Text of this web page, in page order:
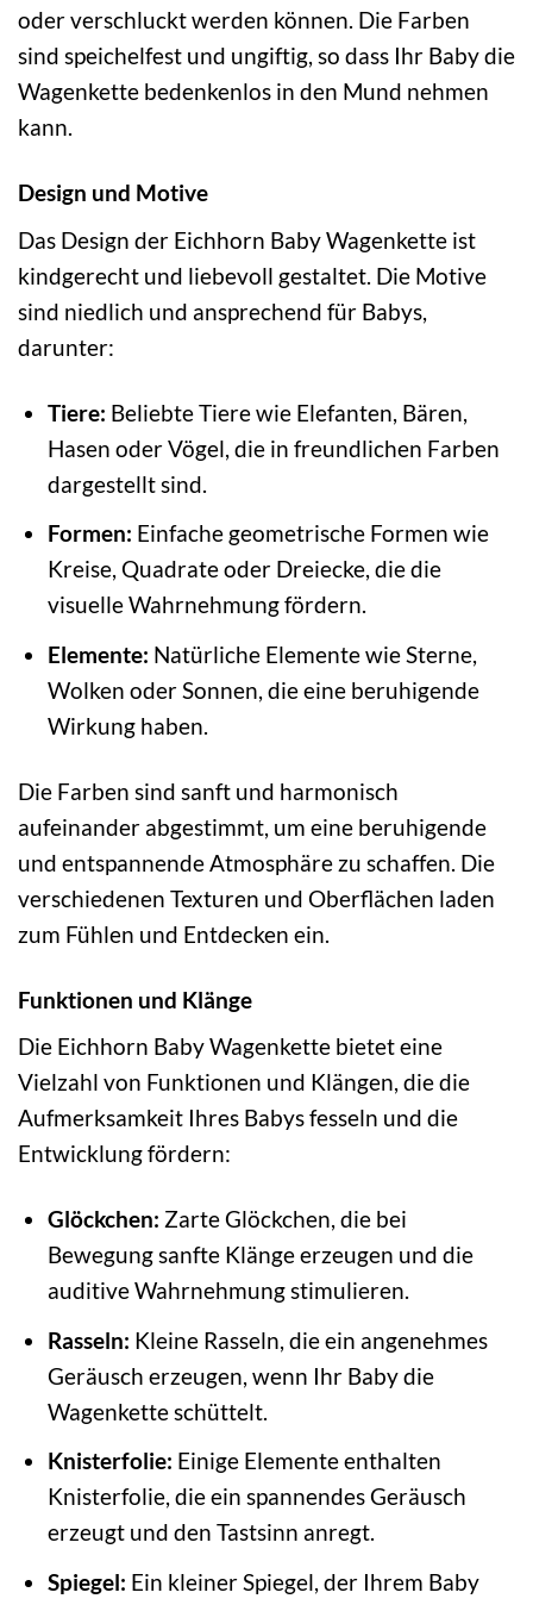
oder verschluckt werden können. Die Farben
sind speichelfest und ungiftig, so dass Ihr Baby die
Wagenkette bedenkenlos in den Mund nehmen
kann.
Design und Motive
Das Design der Eichhorn Baby Wagenkette ist
kindgerecht und liebevoll gestaltet. Die Motive
sind niedlich und ansprechend für Babys,
darunter:
Tiere: Beliebte Tiere wie Elefanten, Bären,
Hasen oder Vögel, die in freundlichen Farben
dargestellt sind.
Formen: Einfache geometrische Formen wie
Kreise, Quadrate oder Dreiecke, die die
visuelle Wahrnehmung fördern.
Elemente: Natürliche Elemente wie Sterne,
Wolken oder Sonnen, die eine beruhigende
Wirkung haben.
Die Farben sind sanft und harmonisch
aufeinander abgestimmt, um eine beruhigende
und entspannende Atmosphäre zu schaffen. Die
verschiedenen Texturen und Oberflächen laden
zum Fühlen und Entdecken ein.
Funktionen und Klänge
Die Eichhorn Baby Wagenkette bietet eine
Vielzahl von Funktionen und Klängen, die die
Aufmerksamkeit Ihres Babys fesseln und die
Entwicklung fördern:
Glöckchen: Zarte Glöckchen, die bei
Bewegung sanfte Klänge erzeugen und die
auditive Wahrnehmung stimulieren.
Rasseln: Kleine Rasseln, die ein angenehmes
Geräusch erzeugen, wenn Ihr Baby die
Wagenkette schüttelt.
Knisterfolie: Einige Elemente enthalten
Knisterfolie, die ein spannendes Geräusch
erzeugt und den Tastsinn anregt.
Spiegel: Ein kleiner Spiegel, der Ihrem Baby